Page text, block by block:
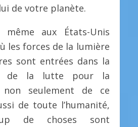
de votre planète.
aux États-Unis
les forces de la lumière
sont entrées dans la
de la lutte pour la
non seulement de ce
de toute l’humanité,
de choses sont